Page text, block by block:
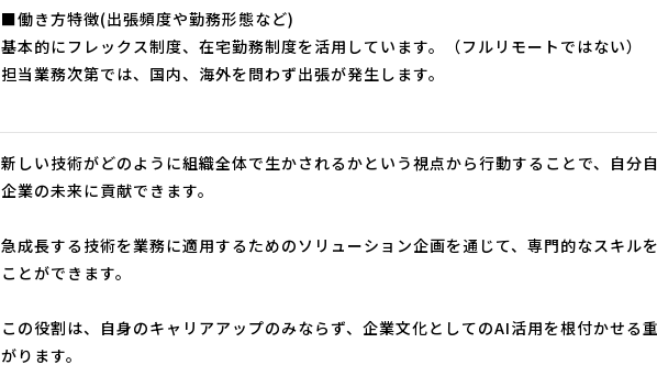
■働き方特徴(出張頻度や勤務形態など)
基本的にフレックス制度、在宅勤務制度を活用しています。（フルリモートではない）
担当業務次第では、国内、海外を問わず出張が発生します。
新しい技術がどのように組織全体で生かされるかという視点から行動することで、自分
企業の未来に貢献できます。
急成長する技術を業務に適用するためのソリューション企画を通じて、専門的なスキル
ことができます。
この役割は、自身のキャリアアップのみならず、企業文化としてのAI活用を根付かせる
がります。